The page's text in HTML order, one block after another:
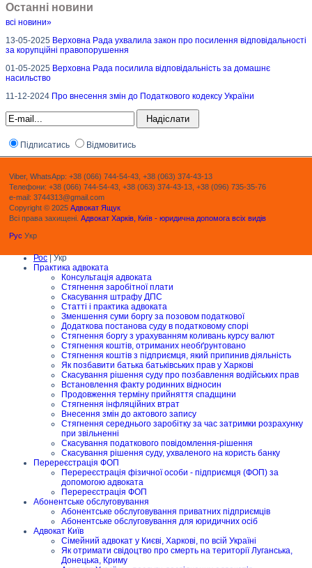
Останні новини
всі новини»
13-05-2025 Верховна Рада ухвалила закон про посилення відповідальності
за корупційні правопорушення
01-05-2025 Верховна Рада посилила відповідальність за домашнє
насильство
11-12-2024 Про внесення змін до Податкового кодексу України
Підписатись Відмовитись
Viber, WhatsApp: +38 (066) 744-54-43, +38 (063) 374-43-13
Телефони: +38 (066) 744-54-43, +38 (063) 374-43-13, +38 (096) 735-35-76
e-mail: 3744313@gmail.com
Copyright © 2025 Адвокат Ящук
Всі права захищені. Адвокат Харків, Київ - юридична допомога всіх видів
Рус Укр
Рос| Укр
Практика адвоката
Консультація адвоката
Стягнення заробітної плати
Скасування штрафу ДПС
Статті і практика адвоката
Зменшення суми боргу за позовом податкової
Додаткова постанова суду в податковому спорі
Стягнення боргу з урахуванням коливань курсу валют
Стягнення коштів, отриманих необґрунтовано
Стягнення коштів з підприємця, який припинив діяльність
Як позбавити батька батьківських прав у Харкові
Скасування рішення суду про позбавлення водійських прав
Встановлення факту родинних відносин
Продовження терміну прийняття спадщини
Стягнення інфляційних втрат
Внесення змін до актового запису
Стягнення середнього заробітку за час затримки розрахунку
при звільненні
Скасування податкового повідомлення-рішення
Скасування рішення суду, ухваленого на користь банку
Перереєстрація ФОП
Перереєстрація фізичної особи - підприємця (ФОП) за
допомогою адвоката
Перереєстрація ФОП
Абонентське обслуговування
Абонентське обслуговування приватних підприємців
Абонентське обслуговування для юридичних осіб
Адвокат Київ
Сімейний адвокат у Києві, Харкові, по всій Україні
Як отримати свідоцтво про смерть на території Луганська,
Донецька, Криму